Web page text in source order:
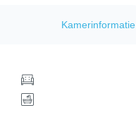
Kamerinformatie